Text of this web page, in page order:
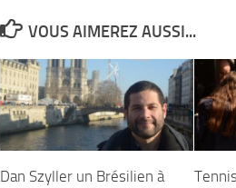
VOUS AIMEREZ AUSSI...
Dan Szyller un Brésilien à